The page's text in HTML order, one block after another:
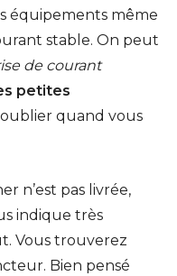
équipements même
stable. On peut
de courant
petites
quand vous
n’est pas livrée,
indique très
Vous trouverez
Bien pensé